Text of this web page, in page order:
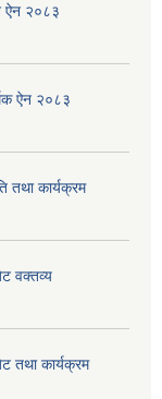
ऐन २०८३
ऐन २०८३
तथा कार्यक्रम
वक्तव्य
तथा कार्यक्रम